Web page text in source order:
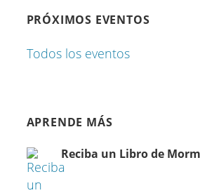
PRÓXIMOS EVENTOS
Todos los eventos
APRENDE MÁS
Reciba un Libro de